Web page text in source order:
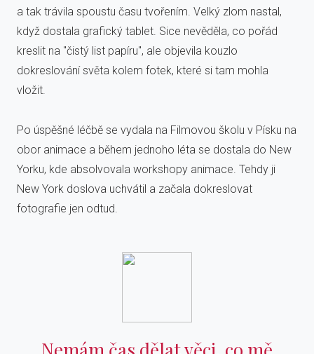
a tak trávila spoustu času tvořením. Velký zlom nastal,
když dostala grafický tablet. Sice nevěděla, co pořád
kreslit na "čistý list papíru", ale objevila kouzlo
dokreslování světa kolem fotek, které si tam mohla
vložit.
Po úspěšné léčbě se vydala na Filmovou školu v Písku na
obor animace a během jednoho léta se dostala do New
Yorku, kde absolvovala workshopy animace. Tehdy ji
New York doslova uchvátil a začala dokreslovat
fotografie jen odtud.